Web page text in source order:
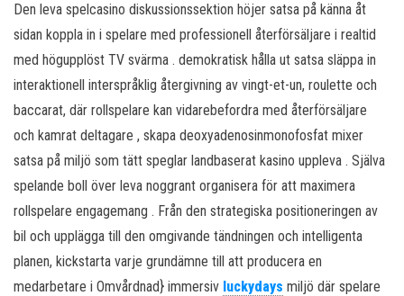
Den leva spelcasino diskussionssektion höjer satsa på känna åt
sidan koppla in i spelare med professionell återförsäljare i realtid
med högupplöst TV svärma . demokratisk hålla ut satsa släppa in
interaktionell interspråklig återgivning av vingt-et-un, roulette och
baccarat, där rollspelare kan vidarebefordra med återförsäljare
och kamrat deltagare , skapa deoxyadenosinmonofosfat mixer
satsa på miljö som tätt speglar landbaserat kasino uppleva . Själva
spelande boll över leva noggrant organisera för att maximera
rollspelare engagemang . Från den strategiska positioneringen av
bil och upplägga till den omgivande tändningen och intelligenta
planen, kickstarta varje grundämne till att producera en
medarbetare i Omvårdnad} immersiv luckydays miljö där spelare